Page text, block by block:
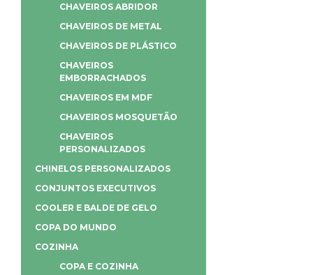
CHAVEIROS ABRIDOR
CHAVEIROS DE METAL
CHAVEIROS DE PLÁSTICO
CHAVEIROS
EMBORRACHADOS
CHAVEIROS EM MDF
CHAVEIROS MOSQUETÃO
CHAVEIROS
PERSONALIZADOS
CHINELOS PERSONALIZADOS
CONJUNTOS EXECUTIVOS
COOLER E BALDE DE GELO
COPA DO MUNDO
COZINHA
COPA E COZINHA